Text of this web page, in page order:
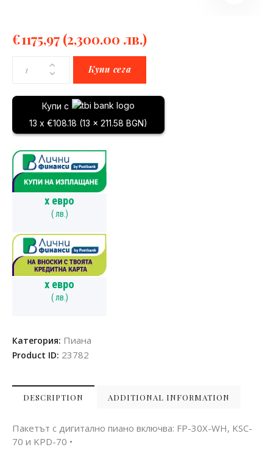
€1175,97 (2,300.00 лв.)
Купи сега
Купи с
13 x €108.18 (13 x 211.58 BGN)
x евро
(лв.)
x евро
(лв.)
Категория: Пиана
Product ID: 23782
DESCRIPTION ADDITIONAL INFORMATION
Пакетът с дигитално пиано включва: FP-30X-WH, KSC-
70 и KPD-70 •